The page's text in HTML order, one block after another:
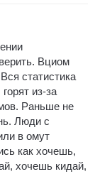
Вциом
статистика
из-за
Раньше не
Люди с
в омут
как хочешь,
хочешь кидай,